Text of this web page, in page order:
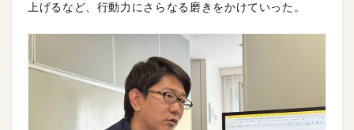
上げるなど、行動力にさらなる磨きをかけていった。